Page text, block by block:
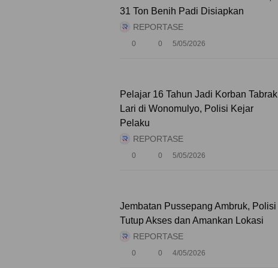
31 Ton Benih Padi Disiapkan
REPORTASE
0 0 5/05/2026
Pelajar 16 Tahun Jadi Korban Tabrak
Lari di Wonomulyo, Polisi Kejar
Pelaku
REPORTASE
0 0 5/05/2026
Jembatan Pussepang Ambruk, Polisi
Tutup Akses dan Amankan Lokasi
REPORTASE
0 0 4/05/2026